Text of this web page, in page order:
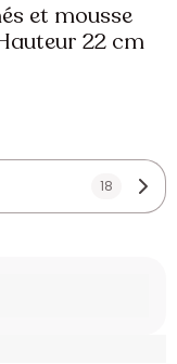
et mousse
22 cm
18